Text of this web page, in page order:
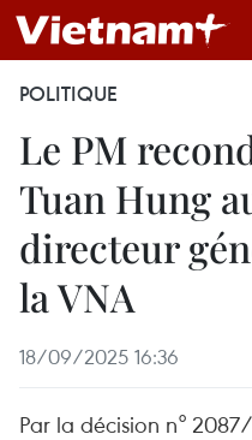
POLITIQUE
Le PM
Tuan Hung
directeur
la VNA
18/09/2025 16:36
Par la décision n°